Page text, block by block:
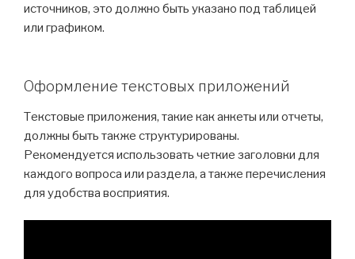
источников, это должно быть указано под таблицей
или графиком.
Оформление текстовых приложений
Текстовые приложения, такие как анкеты или отчеты,
должны быть также структурированы.
Рекомендуется использовать четкие заголовки для
каждого вопроса или раздела, а также перечисления
для удобства восприятия.